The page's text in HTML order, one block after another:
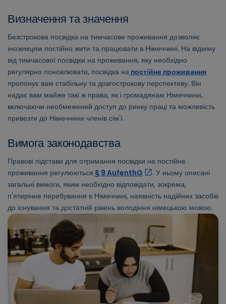
Визначення та значення
Безстрокова посвідка на тимчасове проживання дозволяє
іноземцям постійно жити та працювати в Німеччині. На відміну
від тимчасової посвідки на проживання, яку необхідно
регулярно поновлювати, посвідка на постійне проживання
пропонує вам стабільну та довгострокову перспективу. Він
надає вам майже такі ж права, як і громадянам Німеччини,
включаючи необмежений доступ до ринку праці та можливість
привезти до Німеччини членів сім'ї.
Вимога законодавства
Правові підстави для отримання посвідки на постійне
проживання регулюються § 9 AufenthG
. У ньому описані
загальні вимоги, яким необхідно відповідати, зокрема,
п'ятирічне перебування в Німеччині, наявність надійних засобів
до існування та достатній рівень володіння німецькою мовою.